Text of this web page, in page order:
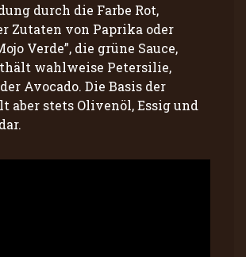
durch die Farbe Rot,
Zutaten von Paprika oder
Verde”, die grüne Sauce,
wahlweise Petersilie,
Avocado. Die Basis der
aber stets Olivenöl, Essig und